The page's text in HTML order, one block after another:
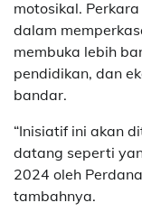
motosikal.
dalam
membuka lebih
pendidikan, dan
bandar.
“Inisiatif ini akan
datang seperti
2024 oleh
tambahnya.